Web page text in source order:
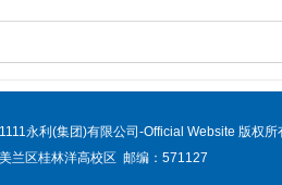
永利(集团)有限公司-Official Website 版权
兰区桂林洋高校区 邮编：571127